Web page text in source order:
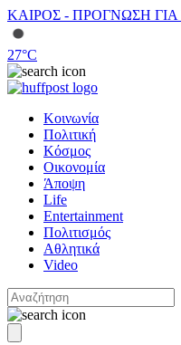
ΚΑΙΡΟΣ - ΠΡΟΓΝΩΣΗ
27°C
Κοινωνία
Πολιτική
Κόσμος
Οικονομία
Άποψη
Life
Entertainment
Πολιτισμός
Αθλητικά
Video